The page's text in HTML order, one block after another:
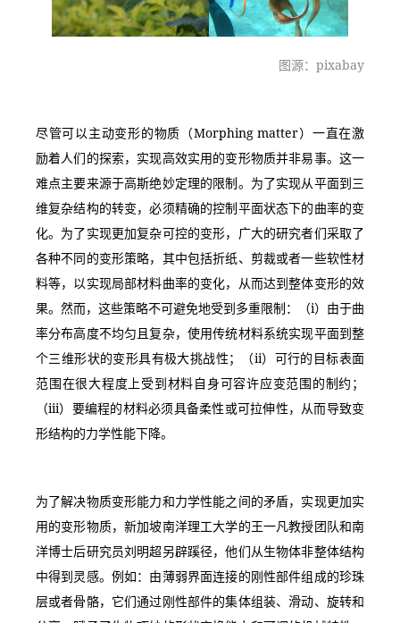
图源：pixabay
尽管可以主动变形的物质（Morphing matter）一直在激
励着人们的探索，实现高效实用的变形物质并非易事。这一
难点主要来源于高斯绝妙定理的限制。为了实现从平面到三
维复杂结构的转变，必须精确的控制平面状态下的曲率的变
化。为了实现更加复杂可控的变形，广大的研究者们采取了
各种不同的变形策略，其中包括折纸、剪裁或者一些软性材
料等，以实现局部材料曲率的变化，从而达到整体变形的效
果。然而，这些策略不可避免地受到多重限制：（i）由于曲
率分布高度不均匀且复杂，使用传统材料系统实现平面到整
个三维形状的变形具有极大挑战性；（ii）可行的目标表面
范围在很大程度上受到材料自身可容许应变范围的制约；
（iii）要编程的材料必须具备柔性或可拉伸性，从而导致变
形结构的力学性能下降。
为了解决物质变形能力和力学性能之间的矛盾，实现更加实
用的变形物质，新加坡南洋理工大学的王一凡教授团队和南
洋博士后研究员刘明超另辟蹊径，他们从生物体非整体结构
中得到灵感。例如：由薄弱界面连接的刚性部件组成的珍珠
层或者骨骼，它们通过刚性部件的集体组装、滑动、旋转和